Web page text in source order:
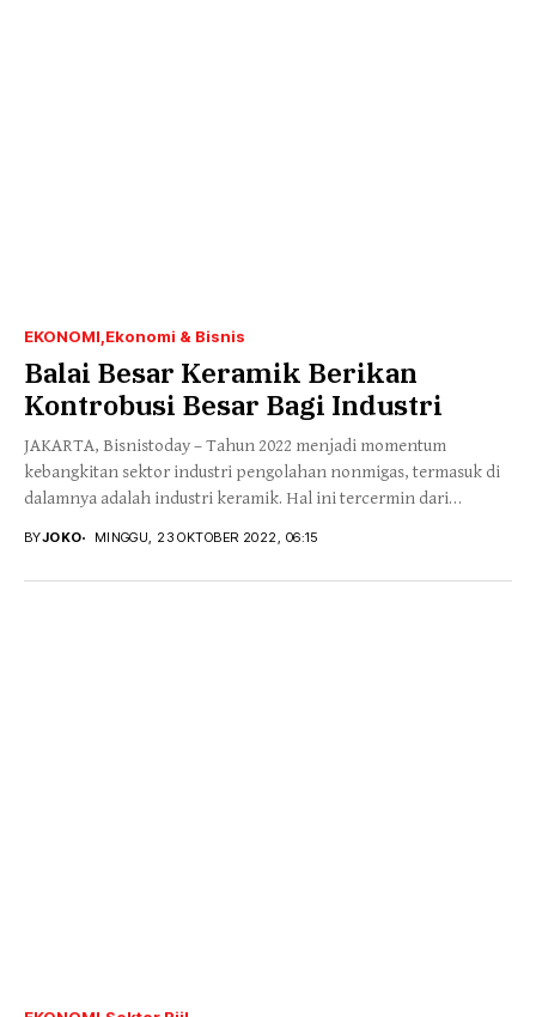
EKONOMI Ekonomi & Bisnis
Balai Besar Keramik Berikan
Kontrobusi Besar Bagi Industri
JAKARTA, Bisnistoday – Tahun 2022 menjadi momentum
kebangkitan sektor industri pengolahan nonmigas, termasuk di
dalamnya adalah industri keramik. Hal ini tercermin dari
BYJOKO MINGGU, 23 OKTOBER 2022, 06:15